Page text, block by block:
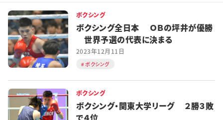
総合
学部・大学院
付属校
スポーツ
校友
ボクシング
ボクシング全日本 ＯＢの坪井が優勝
世界予選の代表に決まる
2023年12月11日
ボクシング
ボクシング
ボクシング・関東大学リーグ ２勝３敗
で４位